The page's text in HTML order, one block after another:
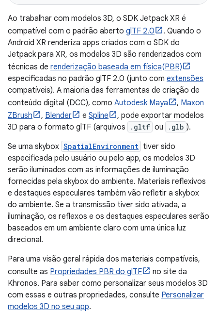
Ao trabalhar com modelos 3D, o SDK Jetpack XR é
compatível com o padrão aberto glTF 2.0
. Quando o
Android XR renderiza apps criados com o SDK do
Jetpack para XR, os modelos 3D são renderizados com
técnicas de renderização baseada em física(PBR)
especificadas no padrão glTF 2.0 (junto com extensões
compatíveis). A maioria das ferramentas de criação de
conteúdo digital (DCC), como Autodesk Maya , Maxon
ZBrush
, Blender e Spline
, pode exportar modelos
3D para o formato glTF (arquivos
.gltf ou .glb ).
Se uma skybox SpatialEnvironment tiver sido
especificada pelo usuário ou pelo app, os modelos 3D
serão iluminados com as informações de iluminação
fornecidas pela skybox do ambiente. Materiais reflexivos
e destaques especulares também vão refletir a skybox
do ambiente. Se a transmissão tiver sido ativada, a
iluminação, os reflexos e os destaques especulares serão
baseados em um ambiente claro com uma única luz
direcional.
Para uma visão geral rápida dos materiais compatíveis,
consulte as Propriedades PBR do glTF
no site da
Khronos. Para saber como personalizar seus modelos 3D
com essas e outras propriedades, consulte Personalizar
modelos 3D no seu app.